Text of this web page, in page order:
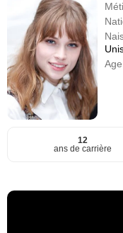
12
ans de carrière